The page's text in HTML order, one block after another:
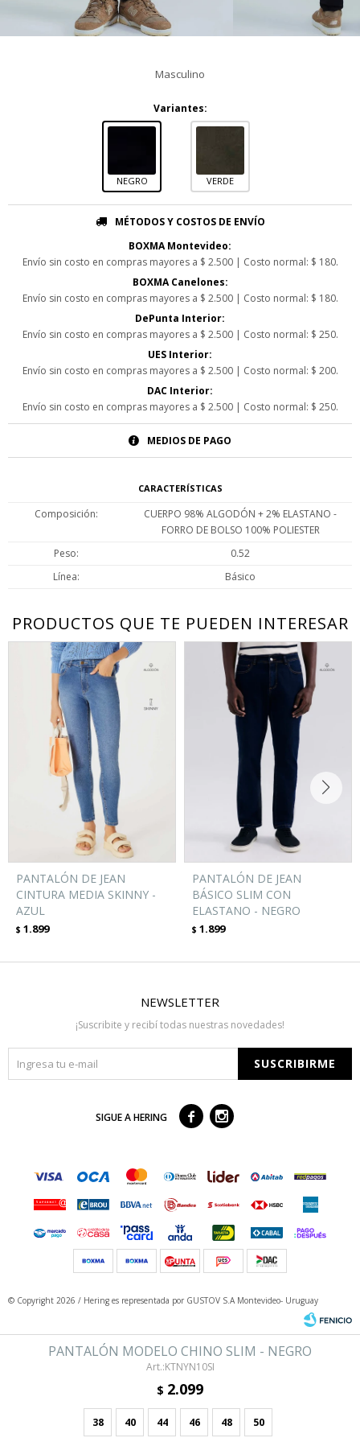
Masculino
Variantes:
NEGRO VERDE
PANTALÓN MODELO CHINO SLIM - NEGRO
KTNYN10SI
$ 2.099
38 40 44 46 48 50
MÉTODOS Y COSTOS DE ENVÍO
BOXMA Montevideo:
Envío sin costo en compras mayores a $ 2.500 | Costo normal: $ 180.
BOXMA Canelones:
Envío sin costo en compras mayores a $ 2.500 | Costo normal: $ 180.
DePunta Interior:
Envío sin costo en compras mayores a $ 2.500 | Costo normal: $ 250.
UES Interior:
Envío sin costo en compras mayores a $ 2.500 | Costo normal: $ 200.
DAC Interior:
Envío sin costo en compras mayores a $ 2.500 | Costo normal: $ 250.
MEDIOS DE PAGO
CARACTERÍSTICAS
Composición
CUERPO 98% ALGODÓN + 2% ELASTANO -
FORRO DE BOLSO 100% POLIESTER
Peso
0.52
Línea
Básico
PRODUCTOS QUE TE PUEDEN INTERESAR
PANTALÓN DE JEAN
CINTURA MEDIA SKINNY -
AZUL
$ 1.899
PANTALÓN DE JEAN
BÁSICO SLIM CON
ELASTANO - NEGRO
$ 1.899
NEWSLETTER
¡Suscribite y recibí todas nuestras novedades!
SUSCRIBIRME
SIGUE A HERING  
© Copyright 2026 / Hering es representada por GUSTOV S.A Montevideo- Uruguay